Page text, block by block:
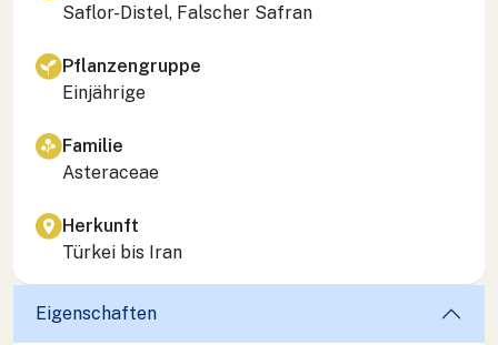
Saflor-Distel, Falscher Safran
Pflanzengruppe
Einjährige
Familie
Asteraceae
Herkunft
Türkei bis Iran
Eigenschaften